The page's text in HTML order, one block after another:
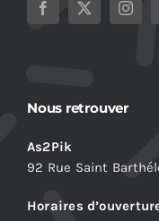
Nous retrouver
As2Pik
92 Rue Saint
Horaires